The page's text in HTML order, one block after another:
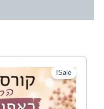
Sale!